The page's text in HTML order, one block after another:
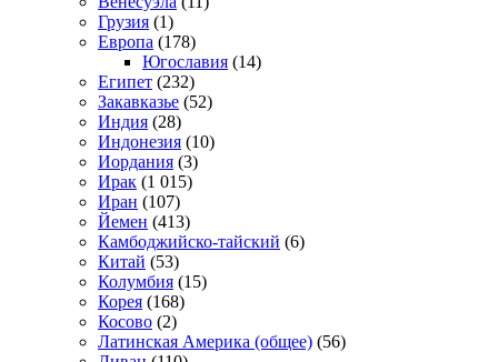
Грузия (1)
Европа (178)
Югославия (14)
Египет (232)
Закавказье (52)
Индия (28)
Индонезия (10)
Иордания (3)
Ирак (1 015)
Иран (107)
Йемен (413)
Камбоджийско-тайский (6)
Китай (53)
Колумбия (15)
Корея (168)
Косово (2)
Латинская Америка (общее) (56)